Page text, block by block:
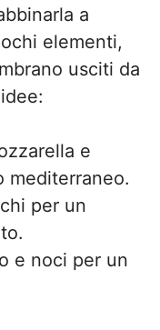
a
elementi,
usciti da
e
mediterraneo.
per un
e noci per un